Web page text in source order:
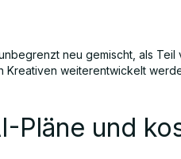
neu gemischt, als Teil
weiterentwickelt
Pläne und